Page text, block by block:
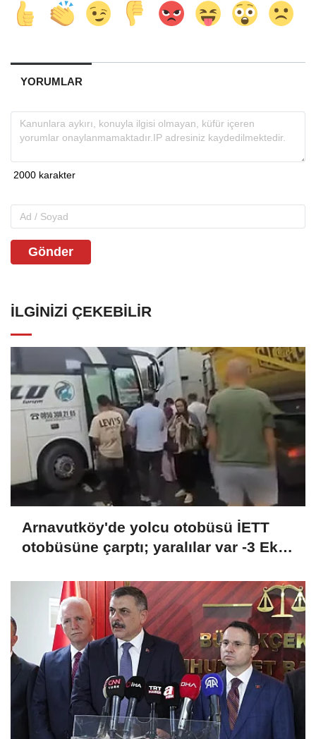
YORUMLAR
Gönder
İLGINIZI ÇEKEBILIR
Arnavutköy'de yolcu otobüsü İETT
otobüsüne çarptı; yaralılar var -3 Ek